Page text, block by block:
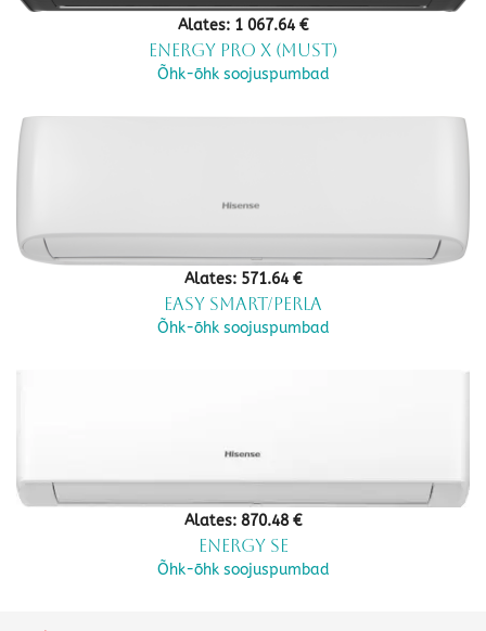
Alates: 1 067.64 €
Energy pro X (Must)
Õhk-õhk soojuspumbad
Alates: 571.64 €
Easy Smart/Perla
Õhk-õhk soojuspumbad
Alates: 870.48€
Energy SE
Õhk-õhk soojuspumbad